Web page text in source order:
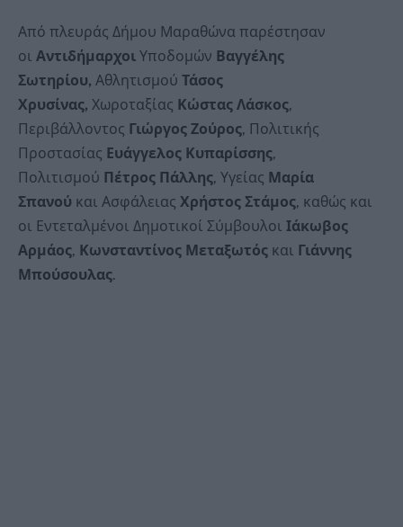
Από πλευράς Δήμου Μαραθώνα παρέστησαν
οι Αντιδήμαρχοι Υποδομών Βαγγέλης
Σωτηρίου, Αθλητισμού Τάσος
Χρυσίνας, Χωροταξίας Κώστας Λάσκος,
Περιβάλλοντος Γιώργος Ζούρος, Πολιτικής
Προστασίας Ευάγγελος Κυπαρίσσης,
Πολιτισμού Πέτρος Πάλλης, Υγείας Μαρία
Σπανού και Ασφάλειας Χρήστος Στάμος, καθώς και
οι Εντεταλμένοι Δημοτικοί Σύμβουλοι Ιάκωβος
Αρμάος, Κωνσταντίνος Μεταξωτός και Γιάννης
Μπούσουλας.